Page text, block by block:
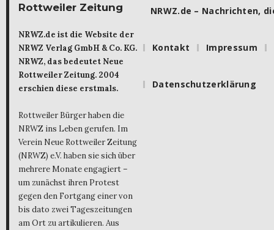
Rottweiler Zeitung
NRWZ.de ist die Website der
NRWZ Verlag GmbH & Co. KG.
NRWZ, das bedeutet Neue
Rottweiler Zeitung. 2004
erschien diese erstmals.
Rottweiler Bürger haben die
NRWZ ins Leben gerufen. Im
Verein Neue Rottweiler Zeitung
(NRWZ) e.V. haben sie sich über
mehrere Monate engagiert –
um zunächst ihren Protest
gegen den Fortgang einer von
bis dato zwei Tageszeitungen
am Ort zu artikulieren. Aus
NRWZ.de – Nachrichten,
Kontakt Impressum
Datenschutzerklärung